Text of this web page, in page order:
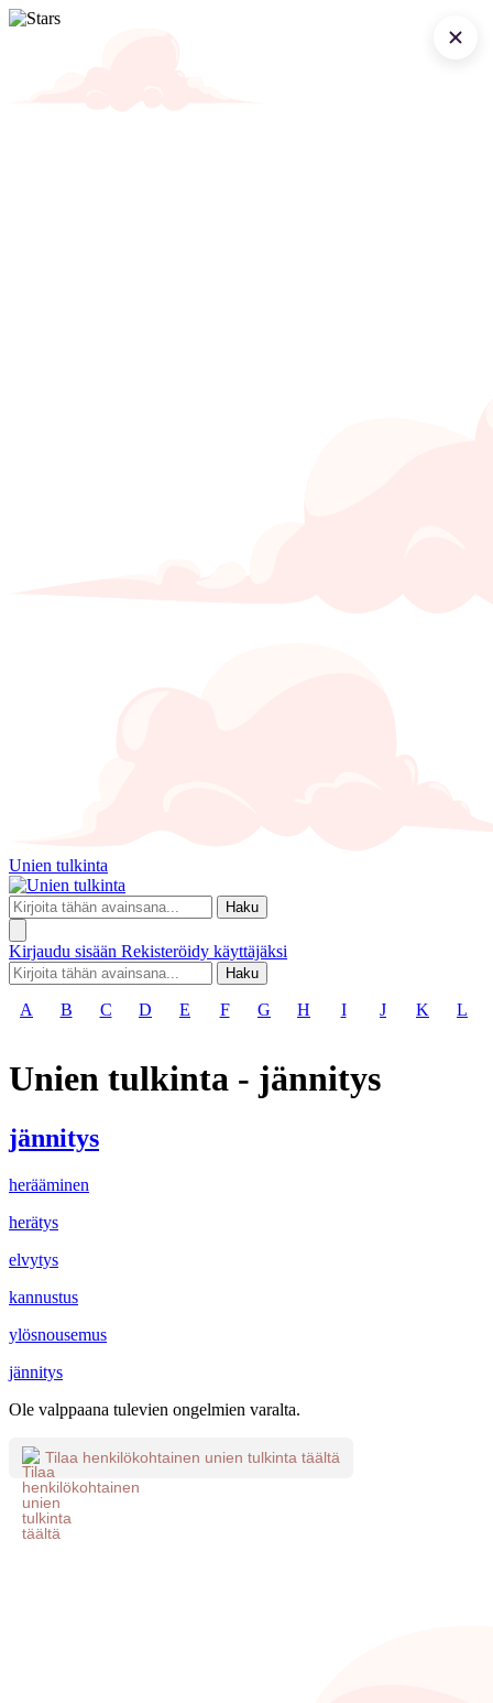
Unien tulkinta
Haku
Kirjaudu sisään Rekisteröidy käyttäjäksi
Haku
A B C D E F G H I J K L
Unien tulkinta - jännitys
jännitys
herääminen
herätys
elvytys
kannustus
ylösnousemus
jännitys
Ole valppaana tulevien ongelmien varalta.
Tilaa henkilökohtainen unien tulkinta täältä